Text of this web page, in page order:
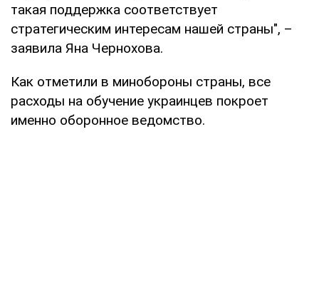
такая поддержка соответствует
стратегическим интересам нашей страны", –
заявила Яна Чернохова.
Как отметили в минобороны страны, все
расходы на обучение украинцев покроет
именно оборонное ведомство.